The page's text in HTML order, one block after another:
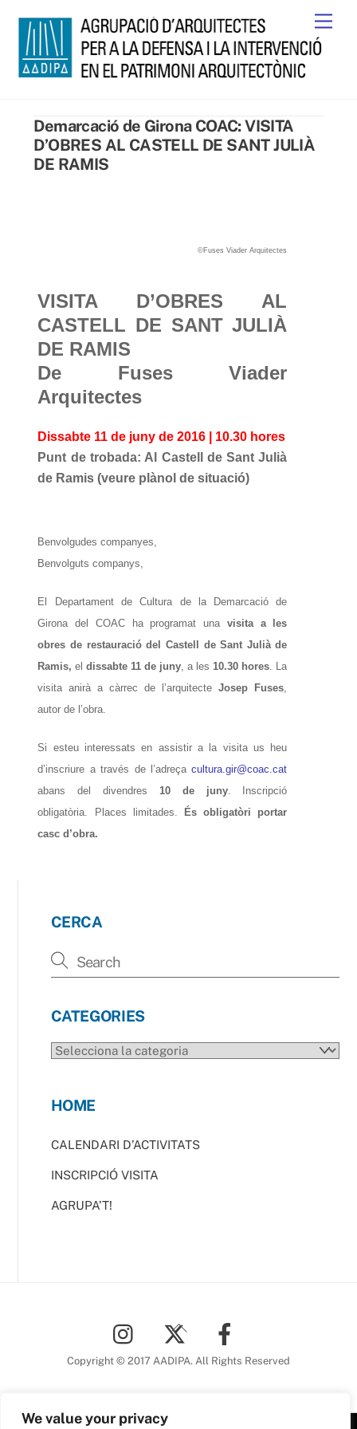
We value your privacy
content
Demarcació de Girona COAC: VISITA
D’OBRES AL CASTELL DE SANT JULIÀ
DE RAMIS
©Fuses Viader Arquitectes
VISITA D’OBRES AL
CASTELL DE SANT JULIÀ
DE RAMIS
De Fuses Viader
Arquitectes
Dissabte 11 de juny de 2016 | 10.30 hores
Punt de trobada: Al Castell de Sant Julià
de Ramis (veure plànol de situació)
Benvolgudes companyes,
Benvolguts companys,
El Departament de Cultura de la Demarcació de
Girona del COAC ha programat una visita a les
obres de restauració del Castell de Sant Julià de
Ramis,eldissabte 11 de juny , a les 10.30 hores . La
visita anirà a càrrec de l’arquitecteJosep Fuses
autor de l’obra.
Si esteu interessats en assistir a la visita us heu
d’inscriure a través de l’adreçacultura.gir@coac.cat
abans del divendres 10 de juny. Inscripció
obligatòria. Places limitades.
És obligatòri portar
casc d’obra.
CERCA
CATEGORIES
CATEGORIES
HOME
CALENDARI D’ACTIVITATS
INSCRIPCIÓ VISITA
AGRUPA’T!
To
Top
Copyright © 2017 AADIPA. All Rights Reserved